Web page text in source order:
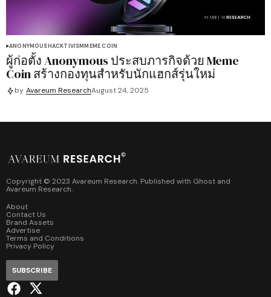
ANONYMOUSHACKTIVISMMEME COIN
ผู้ก่อตั้ง Anonymous ประสบภารกิจด้วย Meme
Coin สร้างกองทุนสำหรับนักแฮกส์รุ่นใหม่
by Avareum ResearchAugust 24, 2025
Copyright © 2023 Avareum Research. Published with Ghost and
Avareum Research.
About
Contact Us
Brand Assets
Advertise
Terms and Conditions
Privacy Policy
SUBSCRIBE